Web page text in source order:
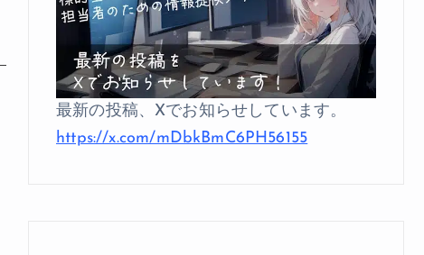
最新の投稿、Xでお知らせしています。
https://x.com/mDbkBmC6PH56155